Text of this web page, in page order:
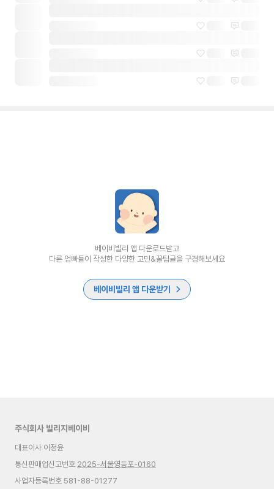
베이비빌리 앱 다운로드받고
다른 엄빠들이 작성한 다양한 고민&꿀팁글을 구경해보세요
베이비빌리 앱 다운받기
주식회사 빌리지베이비
대표이사 이정윤
통신판매업신고번호 2025-서울영등포-0160
사업자등록번호 581-88-01277